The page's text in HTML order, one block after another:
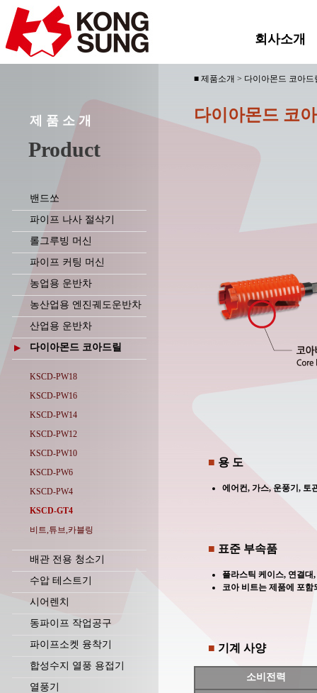
회사소개
제 품 소 개
Product
밴드쏘
파이프 나사 절삭기
롤그루빙 머신
파이프 커팅 머신
농업용 운반차
농산업용 엔진궤도운반차
산업용 운반차
▶ 다이아몬드 코아드릴
KSCD-PW18
KSCD-PW16
KSCD-PW14
KSCD-PW12
KSCD-PW10
KSCD-PW6
KSCD-PW4
KSCD-GT4
비트,튜브,카블링
배관 전용 청소기
수압 테스트기
시어렌치
동파이프 작업공구
파이프소켓 융착기
합성수지 열풍 용접기
열풍기
■ 제품소개 > 다이아몬드 코아드
다이아몬드 코
■ 용 도
에어컨, 가스, 운풍기, 토
■ 표준 부속품
플라스틱 케이스, 연결
코아 비트는 제품에 포함
■ 기계 사양
소비전력